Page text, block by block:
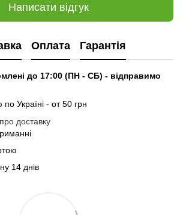
Написати відгук
Оплата Гарантія
до 17:00 (ПН - СБ) - відправимо
Україні - от 50 грн
доставку
14 днів